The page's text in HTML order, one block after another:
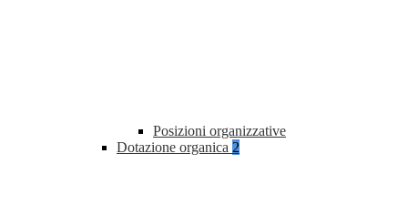
Posizioni organizzative
Dotazione organica 2